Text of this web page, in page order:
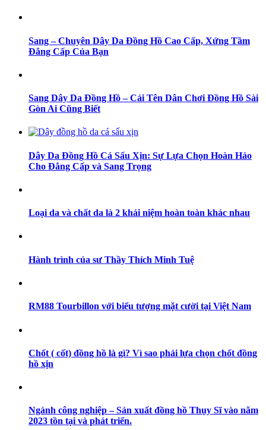
Sang – Chuyên Dây Da Đồng Hồ Cao Cấp, Xứng Tầm
Đẳng Cấp Của Bạn
Sang Dây Da Đồng Hồ – Cái Tên Dân Chơi Đồng Hồ Sài
Gòn Ai Cũng Biết
Dây Da Đồng Hồ Cá Sấu Xịn: Sự Lựa Chọn Hoàn Hảo
Cho Đẳng Cấp và Sang Trọng
Loại da và chất da là 2 khái niệm hoàn toàn khác nhau
Hành trình của sư Thầy Thích Minh Tuệ
RM88 Tourbillon với biểu tượng mặt cười tại Việt Nam
Chốt ( cốt) đồng hồ là gì? Vì sao phải lựa chọn chốt đồng
hồ xịn
Ngành công nghiệp – Sản xuất đồng hồ Thụy Sĩ vào năm
2023 tồn tại và phát triển.